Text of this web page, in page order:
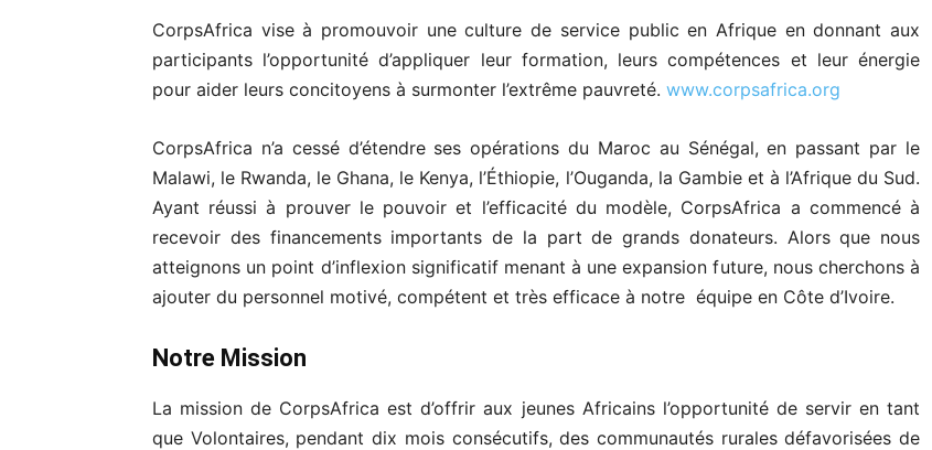
CorpsAfrica vise à promouvoir une culture de service public en Afrique en donnant aux
participants l’opportunité d’appliquer leur formation, leurs compétences et leur énergie
pour aider leurs concitoyens à surmonter l’extrême pauvreté. www.corpsafrica.org
CorpsAfrica n’a cessé d’étendre ses opérations du Maroc au Sénégal, en passant par le
Malawi, le Rwanda, le Ghana, le Kenya, l’Éthiopie, l’Ouganda, la Gambie et à l’Afrique du Sud.
Ayant réussi à prouver le pouvoir et l’efficacité du modèle, CorpsAfrica a commencé à
recevoir des financements importants de la part de grands donateurs. Alors que nous
atteignons un point d’inflexion significatif menant à une expansion future, nous cherchons à
ajouter du personnel motivé, compétent et très efficace à notre équipe en Côte d’Ivoire.
Notre Mission
La mission de CorpsAfrica est d’offrir aux jeunes Africains l’opportunité de servir en tant
que Volontaires, pendant dix mois consécutifs, des communautés rurales défavorisées de